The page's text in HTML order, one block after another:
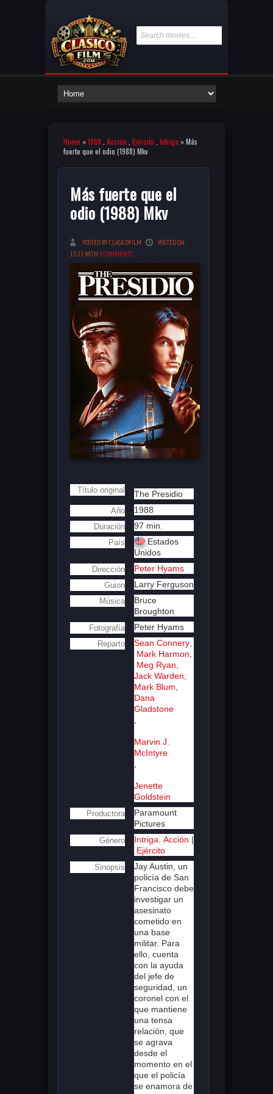
Home »1988 Acción Ejército Intriga » Más
fuerte que el odio (1988) Mkv
Más fuerte que el
odio (1988) Mkv
POSTED BY CLASICOFILM
POSTED ON
13:23 WITH 5 COMMENTS
Título original The Presidio
Año 1988
Duración 97 min.
País
Estados
Unidos
Dirección Peter Hyams
Guion Larry Ferguson
Música
Bruce
Broughton
Fotografía Peter Hyams
Reparto Sean Connery
Mark Harmon
Meg Ryan
Jack Warden
Mark Blum
Dana
Gladstone
Marvin J.
McIntyre
Jenette
Goldstein
Productora
Paramount
Pictures
Género Intriga Acción |
Ejército
Sinopsis
Jay Austin, un
policía de San
Francisco debe
investigar un
asesinato
cometido en
una base
militar. Para
ello, cuenta
con la ayuda
del jefe de
seguridad, un
coronel con el
que mantiene
una tensa
relación, que
se agrava
desde el
momento en el
que el policía
se enamora de